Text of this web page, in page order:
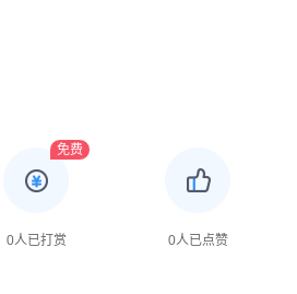
0人已打赏
免费
0人已点赞